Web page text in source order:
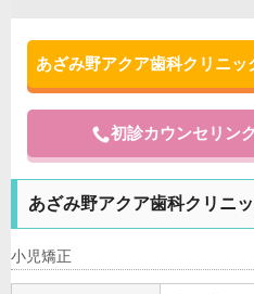
あざみ野アクア歯科クリニッ
初診カウンセリン
あざみ野アクア歯科クリニ
小児矯正